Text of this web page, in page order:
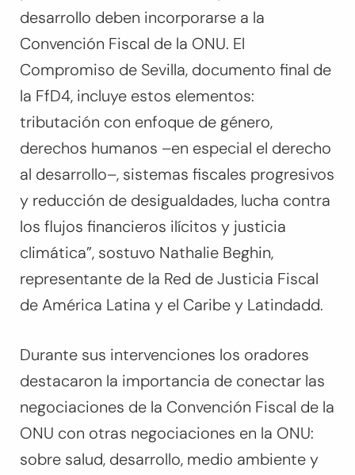
desarrollo deben incorporarse a la
Convención Fiscal de la ONU. El
Compromiso de Sevilla, documento final de
la FfD4, incluye estos elementos:
tributación con enfoque de género,
derechos humanos –en especial el derecho
al desarrollo–, sistemas fiscales progresivos
y reducción de desigualdades, lucha contra
los flujos financieros ilícitos y justicia
climática”, sostuvo Nathalie Beghin,
representante de la Red de Justicia Fiscal
de América Latina y el Caribe y Latindadd.
Durante sus intervenciones los oradores
destacaron la importancia de conectar las
negociaciones de la Convención Fiscal de la
ONU con otras negociaciones en la ONU:
sobre salud, desarrollo, medio ambiente y